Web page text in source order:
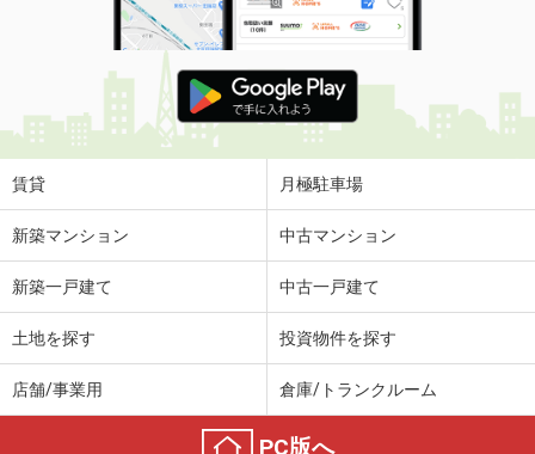
賃貸 月極駐車場
新築マンション 中古マンション
新築一戸建て 中古一戸建て
土地を探す 投資物件を探す
店舗/事業用 倉庫/トランクルーム
PC版へ